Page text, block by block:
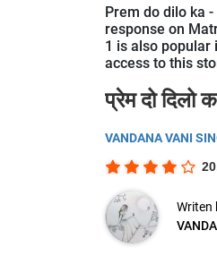
Prem do dilo ka
response on
1 is also popular
access to this
प्रेम दो दिलो
VANDANA VANI
Writen